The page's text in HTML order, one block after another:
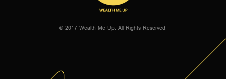
© 2017 Wealth Me Up. All Rights Reserved.